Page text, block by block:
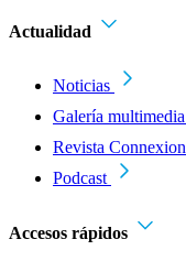
Actualidad
Noticias
Galería multimedia
Revista Connexion
Podcast
Accesos rápidos